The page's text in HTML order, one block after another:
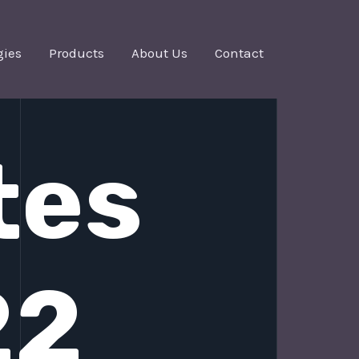
Products About Us Contact